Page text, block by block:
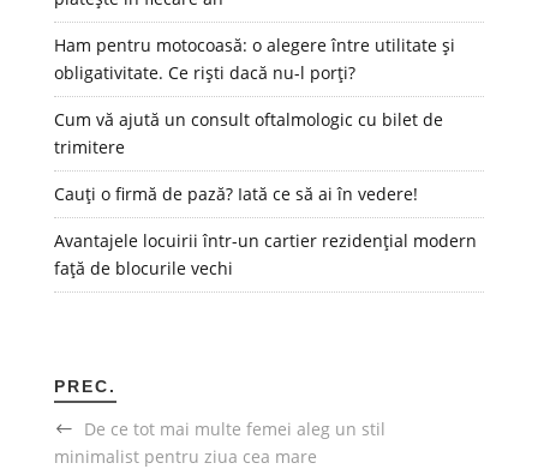
Ham pentru motocoasă: o alegere între utilitate și
obligativitate. Ce riști dacă nu-l porți?
Cum vă ajută un consult oftalmologic cu bilet de
trimitere
Cauți o firmă de pază? Iată ce să ai în vedere!
Avantajele locuirii într-un cartier rezidențial modern
față de blocurile vechi
PREC.
De ce tot mai multe femei aleg un stil
minimalist pentru ziua cea mare